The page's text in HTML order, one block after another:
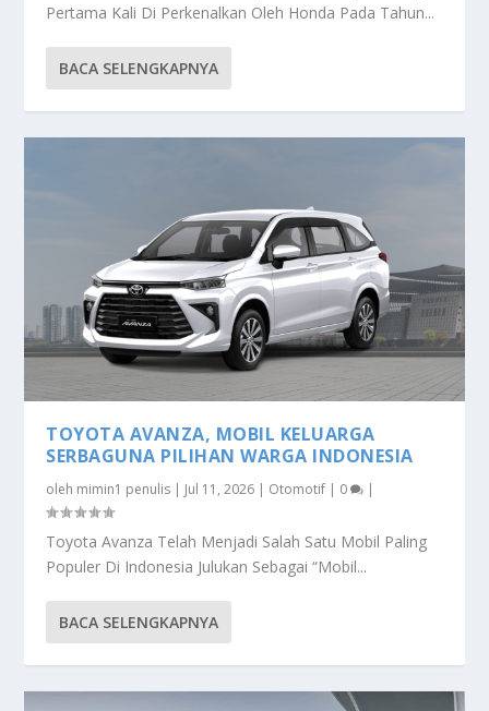
Pertama Kali Di Perkenalkan Oleh Honda Pada Tahun...
BACA SELENGKAPNYA
TOYOTA AVANZA, MOBIL KELUARGA
SERBAGUNA PILIHAN WARGA INDONESIA
oleh mimin1 penulis | Jul 11, 2026 | Otomotif | 0 |
Toyota Avanza Telah Menjadi Salah Satu Mobil Paling
Populer Di Indonesia Julukan Sebagai “Mobil...
BACA SELENGKAPNYA